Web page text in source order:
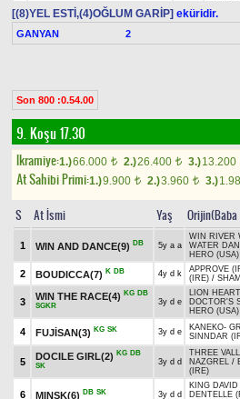
[(8)YEL ESTİ,(4)OĞLUM GARİP] eküridir.
GANYAN 2
Son 800 :0.54.00
9. Koşu 17.30
Ikramiye:1.)66.000 t 2.)26.400 t 3.)13.200
At Sahibi Primi:1.)9.900 t 2.)3.960 t 3.)
S At İsmi Yaş Orijin(Baba
1 WIN AND DANCE(9) DB 5y a a
WIN RIVER
WATER
HERO (USA)
2 BOUDICCA(7) K DB 4y d k APPROVE
(IRE) /
3
WIN THE RACE(4) KG DB
SGKR
3y d e
LION
DOCTOR'S
HERO (USA)
4 FUJİSAN(3) KG SK 3y d e KANEKO-
SINNDAR
5
DOCILE GIRL(2) KG DB
SK
3y d d
THREE
NAZGREL /
(IRE)
6 MINSK(6) DB SK 3y d d
KING
DENTELLE